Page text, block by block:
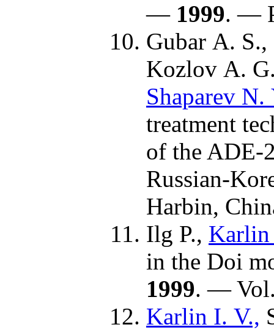
— 1999. —
Gubar A. S.,
Kozlov A.
Shaparev N.
treatment
of the ADE-
Russian-
Harbin,
Ilg P.,
in the Doi
1999. —
Karlin I. V.,